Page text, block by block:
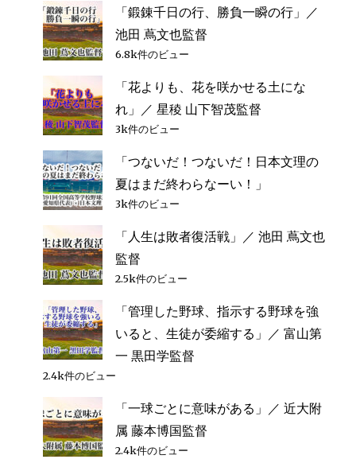
蔭
学
園
桐
一
監
に
「鍛錬千日の行、勝負一瞬の行」／
池田 蔦文也監督
6.8k件のビュー
「花よりも、花を咲かせる土にな
れ」／ 星稜 山下智茂監督
3k件のビュー
「つないだ！つないだ！日本文理の
夏はまだ終わらなーい！」
3k件のビュー
「人生は敗者復活戦」／ 池田 蔦文也
監督
2.5k件のビュー
「管理した野球、指示する野球を強
いると、生徒が委縮する」／ 富山第
一 黒田学監督
2.4k件のビュー
「一球ごとに意味がある」／ 近大附
属 藤本博国監督
2.4k件のビュー